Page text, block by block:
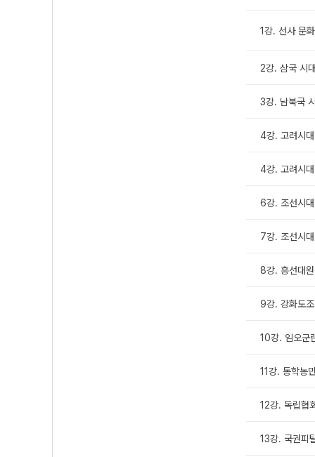
1강. 선사 문화
2강. 삼국 시
3강. 남북국
4강. 고려시
4강. 고려시
6강. 조선시
7강. 조선시
8강. 흥선대
9강. 강화도
10강. 임오군
11강. 동학농
12강. 독립협
13강. 국권피